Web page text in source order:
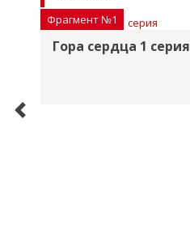
Фрагмент №1
Гора сердца 1 серия